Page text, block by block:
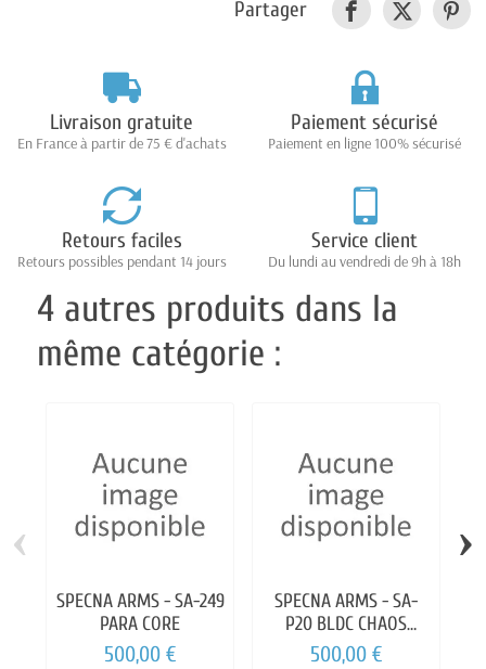
Partager
Livraison gratuite
En France à partir de 75 € d'achats
Paiement sécurisé
Paiement en ligne 100% sécurisé
Retours faciles
Retours possibles pendant 14 jours
Service client
Du lundi au vendredi de 9h à 18h
4 autres produits dans la
même catégorie :
SPECNA ARMS - SA-249
PARA CORE
500,00 €
SPECNA ARMS - SA-
P20 BLDC CHAOS
BRONZE
500,00 €
‹ ›